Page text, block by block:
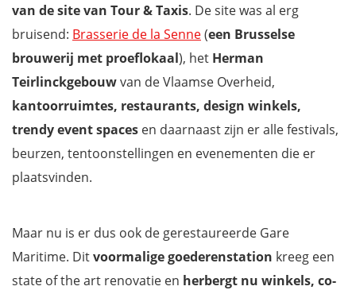
van de site van Tour & Taxis. De site was al erg
bruisend: Brasserie de la Senne(een Brusselse
brouwerij met proeflokaal), het Herman
Teirlinckgebouwvan de Vlaamse Overheid,
kantoorruimtes, restaurants, design winkels,
trendy event spaces en daarnaast zijn er alle festivals,
beurzen, tentoonstellingen en evenementen die er
plaatsvinden.
Maar nu is er dus ook de gerestaureerde Gare
Maritime. Ditvoormalige goederenstation kreeg een
state of the art renovatie en herbergt nu winkels, co-